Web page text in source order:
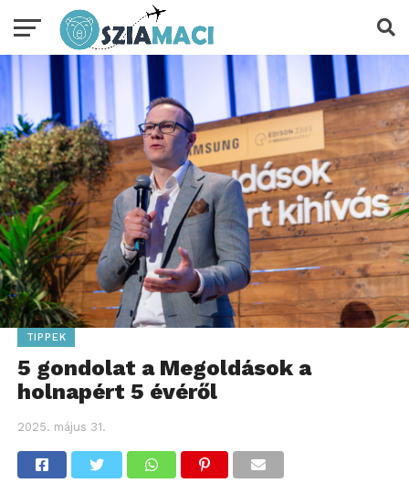
TIPPEK
5 gondolat a Megoldások a
holnapért 5 évéről
2025. május 31.